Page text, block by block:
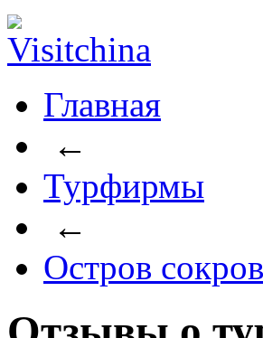
Главная
←
Турфирмы
←
Остров